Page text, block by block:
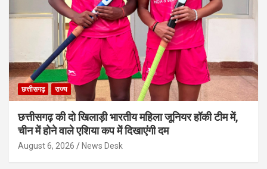
छत्तीसगढ़ राज्य
छत्तीसगढ़ की दो खिलाड़ी भारतीय महिला जूनियर हॉकी टीम में,
चीन में होने वाले एशिया कप में दिखाएंगी दम
August 6, 2026 News Desk